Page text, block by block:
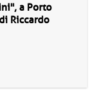
a Porto
Riccardo